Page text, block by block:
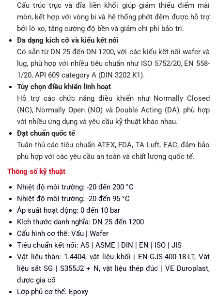
Cấu trúc trục và đĩa liền khối giúp giảm thiểu điểm mài
mòn, kết hợp với vòng bi và hệ thống phớt đệm được hỗ trợ
bởi lò xo, tăng cường độ bền và giảm chi phí bảo trì.
Đa dạng kích cỡ và kiểu kết nối
Có sẵn từ DN 25 đến DN 1200, với các kiểu kết nối wafer và
lug, phù hợp với nhiều tiêu chuẩn như ISO 5752/20, EN 558-
1/20, API 609 category A (DIN 3202 K1).
Tùy chọn điều khiển linh hoạt
Hỗ trợ các chức năng điều khiển như Normally Closed
(NC), Normally Open (NO) và Double Acting (DA), phù hợp
với nhiều ứng dụng và yêu cầu kỹ thuật khác nhau.
Đạt chuẩn quốc tế
Tuân thủ các tiêu chuẩn ATEX, FDA, TA Luft, EAC, đảm bảo
phù hợp với các yêu cầu an toàn và chất lượng quốc tế.
Thông số kỹ thuật
Nhiệt độ môi trường: -20 đến 200 °C
Nhiệt độ môi trường: -20 đến 95 °C
Áp suất hoạt động: 0 đến 10 bar
Kích thước danh nghĩa: DN 25 đến 1200
Cấu hình cơ thể: Vấu | Wafer
Tiêu chuẩn kết nối: AS | ASME | DIN | EN | ISO | JIS
Vật liệu thân: 1.4404, vật liệu khối | EN-GJS-400-18-LT, Vật
liệu sắt SG | S355J2 + N, vật liệu thép đúc | VE Duroplast,
được gia cố
Lớp phủ cơ thể: Epoxy